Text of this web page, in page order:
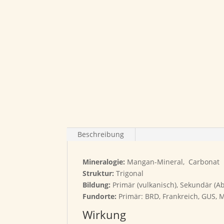
Beschreibung
Mineralogie: Mangan-Mineral, Carbonat
Struktur:Trigonal
Bildung: Primär (vulkanisch), Sekundär
Fundorte: Primär: BRD, Frankreich,
Wirkung